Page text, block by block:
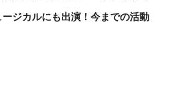
ジカルにも出演！今までの活動